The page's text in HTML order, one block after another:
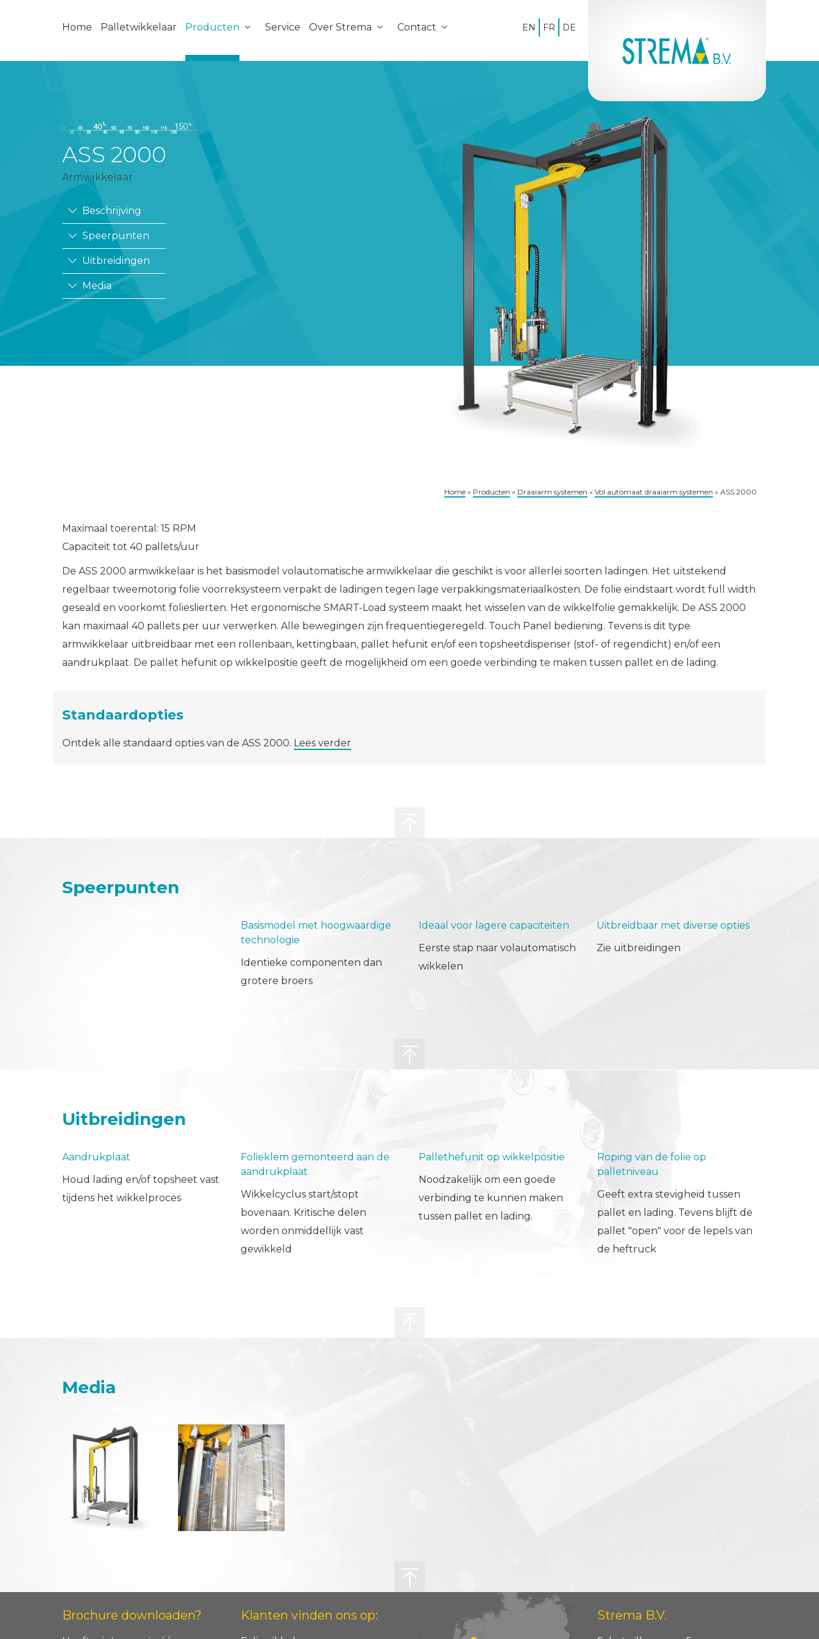
Home Palletwikkelaar Producten Service Over Strema Contact EN FR DE
ASS 2000
Armwikkelaar
Beschrijving
Speerpunten
Uitbreidingen
Media
Home » Producten » Draaiarm systemen » Vol automaat draaiarm systemen » ASS 2000
Maximaal toerental: 15 RPM
Capaciteit tot 40 pallets/uur
De ASS 2000 armwikkelaar is het basismodel volautomatische armwikkelaar die geschikt is voor allerlei soorten ladingen. Het uitstekend
regelbaar tweemotorig folie voorreksysteem verpakt de ladingen tegen lage verpakkingsmateriaalkosten. De folie eindstaart wordt full width
geseald en voorkomt folieslierten. Het ergonomische SMART-Load systeem maakt het wisselen van de wikkelfolie gemakkelijk. De ASS 2000
kan maximaal 40 pallets per uur verwerken. Alle bewegingen zijn frequentiegeregeld. Touch Panel bediening. Tevens is dit type
armwikkelaar uitbreidbaar met een rollenbaan, kettingbaan, pallet hefunit en/of een topsheetdispenser (stof- of regendicht) en/of een
aandrukplaat. De pallet hefunit op wikkelpositie geeft de mogelijkheid om een goede verbinding te maken tussen pallet en de lading.
Standaardopties
Ontdek alle standaard opties van de ASS 2000. Lees verder
Speerpunten
Basismodel met hoogwaardige
technologie
Identieke componenten dan
grotere broers
Ideaal voor lagere capaciteiten
Eerste stap naar volautomatisch
wikkelen
Uitbreidbaar met diverse opties
Zie uitbreidingen
Uitbreidingen
Aandrukplaat
Houd lading en/of topsheet vast
tijdens het wikkelproces
Folieklem gemonteerd aan de
aandrukplaat
Wikkelcyclus start/stopt
bovenaan. Kritische delen
worden onmiddellijk vast
gewikkeld
Pallethefunit op wikkelpositie
Noodzakelijk om een goede
verbinding te kunnen maken
tussen pallet en lading.
Roping van de folie op
palletniveau
Geeft extra stevigheid tussen
pallet en lading. Tevens blijft de
pallet "open" voor de lepels van
de heftruck
Media
Strema B.V.
Brochure downloaden? Klanten vinden ons op: